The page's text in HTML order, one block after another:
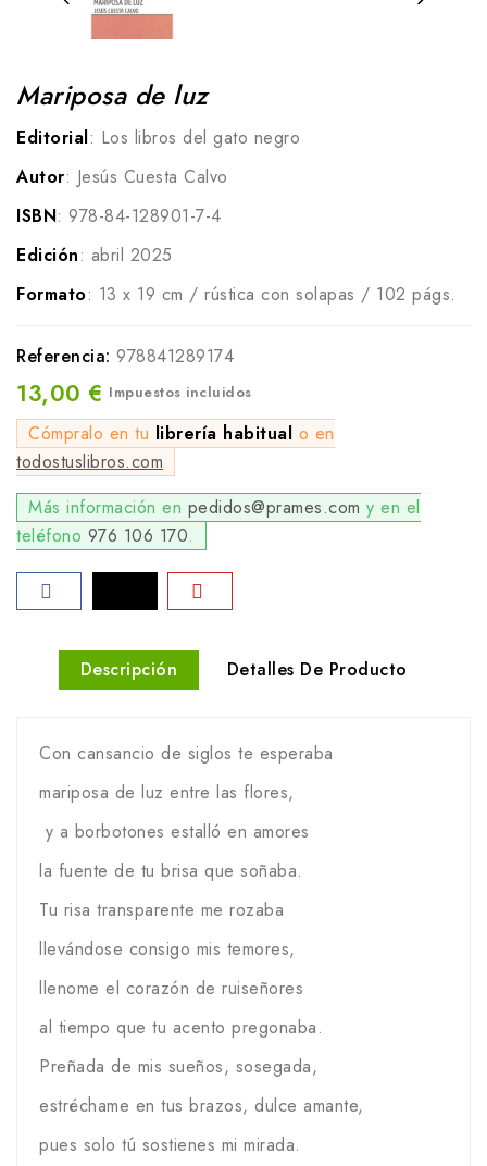
Mariposa de luz
Editorial: Los libros del gato negro
Autor: Jesús Cuesta Calvo
ISBN: 978-84-128901-7-4
Edición: abril 2025
Formato: 13 x 19 cm / rústica con solapas / 102 págs.
Referencia: 978841289174
13,00 € Impuestos incluidos
Cómpralo en tu librería habitual o en
todostuslibros.com
Más información en pedidos@prames.com y en el
teléfono 976 106 170.
Descripción Detalles De Producto
Con cansancio de siglos te esperaba
mariposa de luz entre las flores,
y a borbotones estalló en amores
la fuente de tu brisa que soñaba.
Tu risa transparente me rozaba
llevándose consigo mis temores,
llenome el corazón de ruiseñores
al tiempo que tu acento pregonaba.
Preñada de mis sueños, sosegada,
estréchame en tus brazos, dulce amante,
pues solo tú sostienes mi mirada.